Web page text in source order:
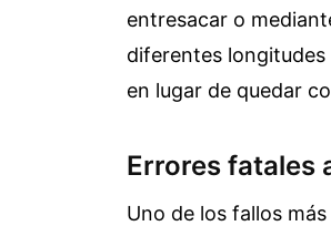
entresacar o
diferentes longitudes
en lugar de quedar
Errores fatales
Uno de los fallos